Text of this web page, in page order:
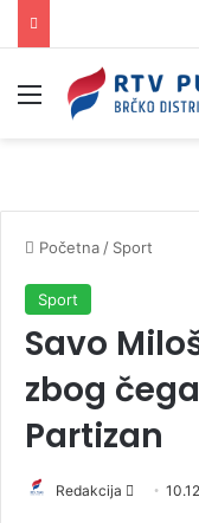
Izbornik
Početna / Sport
Sport
Savo
zbog
Partizan
Redakcija